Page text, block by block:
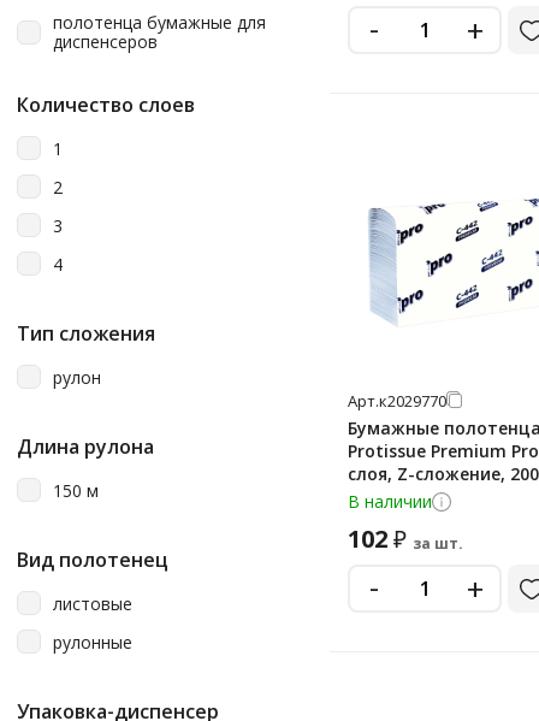
Officeclean
Protissue
Soffione
TEMCA/Челтекс
Tellus (tork)
Teres
Vclean
Vega
Veiro Home Professional
Veiro Professional
Viva
Zewa
Атма
полотенца бумажные для
диспенсеров
Количество слоев
1
2
3
4
Тип сложения
рулон
Длина рулона
150 м
Вид полотенец
листовые
рулонные
Упаковка-диспенсер
- +
Арт.к2029770
Бумажные
Protissue Premium
слоя, Z-сложение,
белые, С442
В наличии
102₽ за шт.
- +